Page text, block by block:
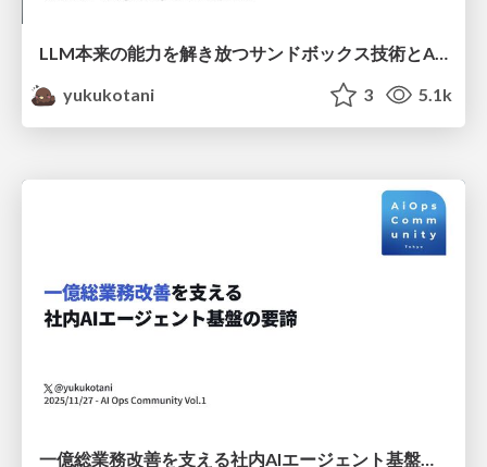
LLM本来の能力を解き放つサンドボックス技術とAI民主化への適用
yukukotani
3 5.1k